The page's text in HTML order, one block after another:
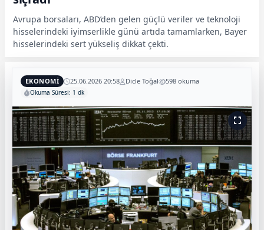
Avrupa borsaları, ABD’den gelen güçlü veriler ve teknoloji
hisselerindeki iyimserlikle günü artıda tamamlarken, Bayer
hisselerindeki sert yükseliş dikkat çekti.
EKONOMİ 25.06.2026 20:58 Dicle Toğal 598 okuma
Okuma Süresi: 1 dk